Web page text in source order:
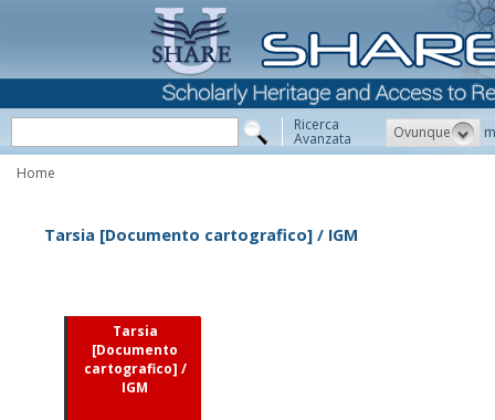
Ricerca
Avanzata Ovunque
Home
Tarsia [Documento cartografico] / IGM
Tarsia
[Documento
cartografico] /
IGM